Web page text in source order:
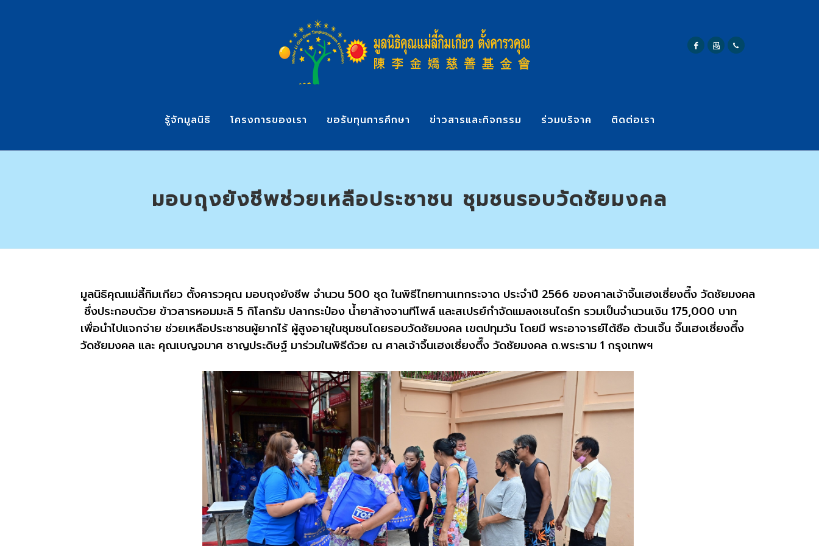
รู้จักมูลนิธิ โครงการของเรา ขอรับทุนการศึกษา ข่าวสารและกิจกรรม ร่วมบริจาค ติดต่อเรา
มอบถุงยังชีพช่วยเหลือประชาชน ชุมชนรอบวัดชัยมงคล
มูลนิธิคุณแม่ลี้กิมเกียว ตั้งคารวคุณ มอบถุงยังชีพ จำนวน 500 ชุด ในพิธีไทยทานเทกระจาด ประจำปี 2566 ของศาลเจ้าจิ้นเฮงเซี่ยงตึ๊ง วัดชัยมงคล
ซึ่งประกอบด้วย ข้าวสารหอมมะลิ 5 กิโลกรัม ปลากระป๋อง น้ำยาล้างจานทีโพล์ และสเปรย์กำจัดแมลงเชนไดร์ท รวมเป็นจำนวนเงิน 175,000 บาท
เพื่อนำไปแจกจ่าย ช่วยเหลือประชาชนผู้ยากไร้ ผู้สูงอายุในชุมชนโดยรอบวัดชัยมงคล เขตปทุมวัน โดยมี พระอาจารย์ไต้ซือ ต้วนเจิ้น จิ้นเฮงเซี่ยงตึ๊ง
วัดชัยมงคล และ คุณเบญจมาศ ชาญประดิษฐ์ มาร่วมในพิธีด้วย ณ ศาลเจ้าจิ้นเฮงเซี่ยงตึ๊ง วัดชัยมงคล ถ.พระราม 1 กรุงเทพฯ